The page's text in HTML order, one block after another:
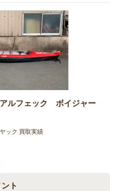
ルフェック ボイジャー
ック 買取実績
ト